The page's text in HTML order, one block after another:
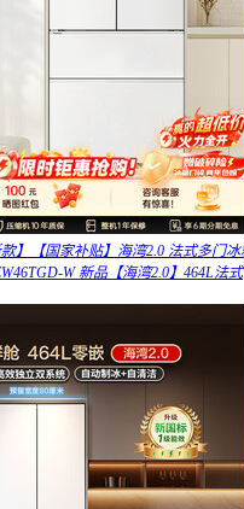
款】【国家补贴】海湾2.0 法式多门
W 新品【海湾2.0】464L法式